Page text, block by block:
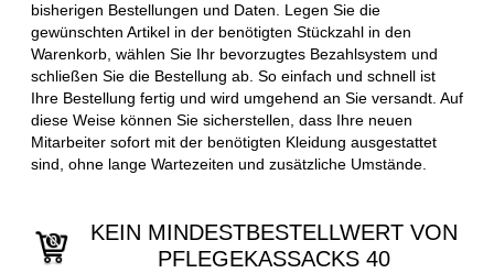
bisherigen Bestellungen und Daten. Legen Sie die
gewünschten Artikel in der benötigten Stückzahl in den
Warenkorb, wählen Sie Ihr bevorzugtes Bezahlsystem und
schließen Sie die Bestellung ab. So einfach und schnell ist
Ihre Bestellung fertig und wird umgehend an Sie versandt. Auf
diese Weise können Sie sicherstellen, dass Ihre neuen
Mitarbeiter sofort mit der benötigten Kleidung ausgestattet
sind, ohne lange Wartezeiten und zusätzliche Umstände.
KEIN MINDESTBESTELLWERT VON
PFLEGEKASSACKS 40